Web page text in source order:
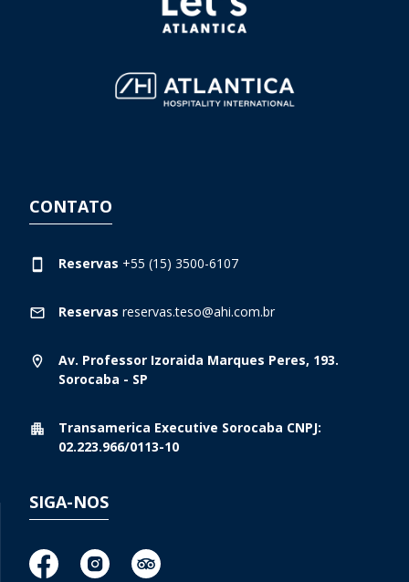
CONTATO
Reservas +55 (15) 3500-6107
Reservas reservas.teso@ahi.com.br
Av. Professor Izoraida Marques Peres, 193.
Sorocaba - SP
Transamerica Executive Sorocaba CNPJ:
02.223.966/0113-10
SIGA-NOS